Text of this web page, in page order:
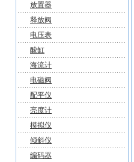
放置器
释放阀
电压表
酸缸
海流计
电磁阀
配平仪
亮度计
模拟仪
倾斜仪
编码器